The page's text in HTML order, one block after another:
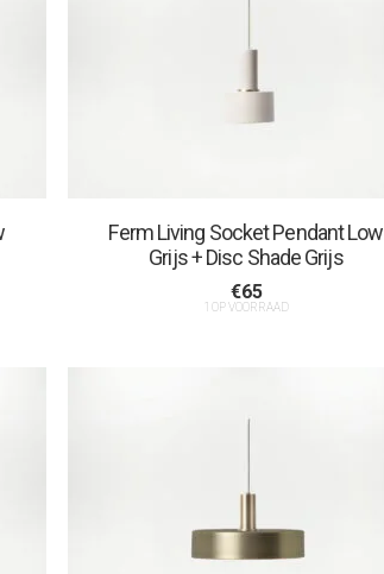
Ferm Living Socket Pendant Low
Grijs + Disc Shade Grijs
€65
1 OP VOORRAAD